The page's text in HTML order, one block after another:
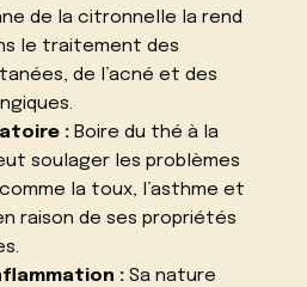
de la citronnelle la rend
le traitement des
de l’acné et des
:Boire du thé à la
soulager les problèmes
la toux, l’asthme et
raison de ses propriétés
:Sa nature